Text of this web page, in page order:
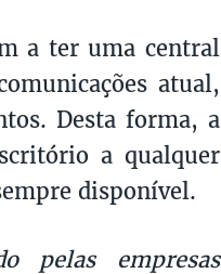
a ter uma central
atual,
Desta forma, a
a qualquer
disponível.
pelas empresas